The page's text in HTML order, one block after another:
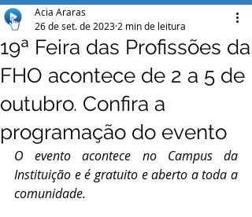
19ª Feira das Profissões da
FHO acontece de 2 a 5 de
outubro. Confira a
programação do evento
Acia Araras
26 de set. de 2023 2 min de leitura
O evento acontece no Campus da
Instituição e é gratuito e aberto a toda a
comunidade.